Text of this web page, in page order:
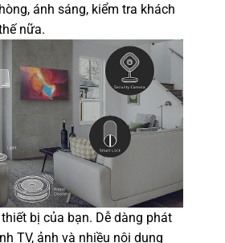
ánh sáng, kiểm tra khách
nữa.
bị của bạn. Dễ dàng phát
TV, ảnh và nhiều nội dung